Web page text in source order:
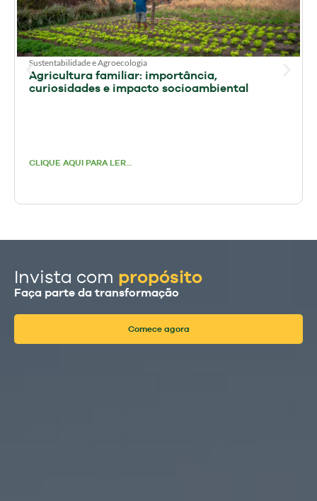
Sustentabilidade e Agroecologia
Agricultura familiar: importância,
curiosidades e impacto socioambiental
CLIQUE AQUI PARA LER...
Invista com propósito
Faça parte da transformação
Comece agora